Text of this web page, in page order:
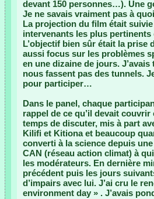
devant 150 personnes…). Une
Je ne savais vraiment pas à
La projection du film était
intervenants les plus
L’objectif bien sûr était la prise
aussi focus sur les problèmes
en une dizaine de jours.
nous fassent pas des tunnels.
pour participer…
Dans le panel, chaque
rappel de ce qu’il devait
temps de discuter, mis à part
Kilifi et Kitiona et beaucoup
converti à la science depuis
CAN (réseau action climat) à
les modérateurs. En dernière
précédent puis les jours
d’impairs avec lui. J’ai cru le
environment day » . J’avais